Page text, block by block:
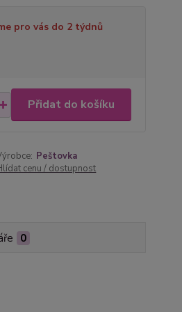
pro vás do 2 týdnů
Přidat do košíku
Peštovka
cenu / dostupnost
0